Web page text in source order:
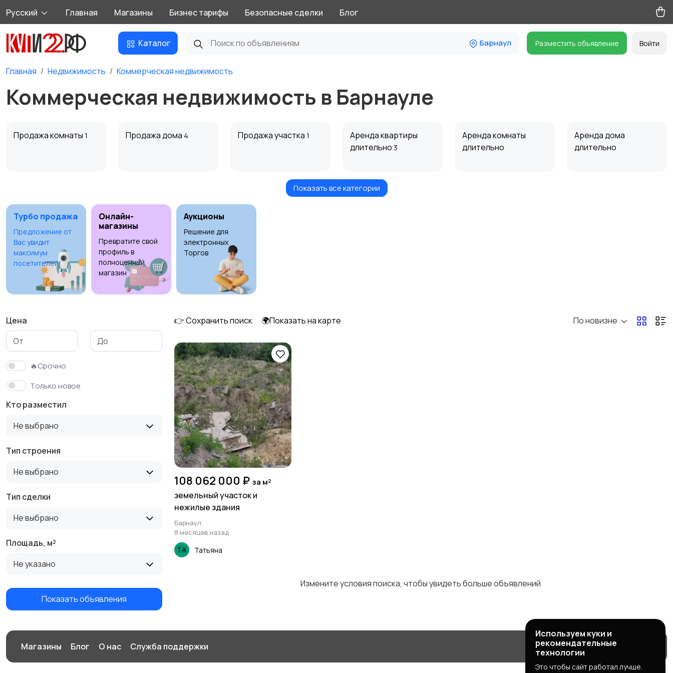
Русский Главная Магазины Бизнес тарифы Безопасные сделки Блог
Каталог Барнаул Разместить объявление Войти
Главная Недвижимость Коммерческая недвижимость
Коммерческая недвижимость в Барнауле
Продажа комнаты 1 Продажа дома 4 Продажа участка 1
Аренда квартиры
длительно 3
Аренда комнаты
длительно
Аренда дома
длительно
посуточно1
посуточно
Аренда дома
посуточно
Коммерческая
Показать все категории
Турбо продажа
Предложение от
Вас увидит
максимум
посетителей!
Онлайн-
магазины
Превратите свой
профиль в
полноценный
магазин
Аукционы
Решение для
электронных
Торгов
Цена
🔥Срочно
Только новое
Кто разместил
Не выбрано
Тип строения
Не выбрано
Тип сделки
Не выбрано
Площадь, м²
Не указано
Показать объявления
👉 Сохранить поиск 🌍Показать на карте По новизне
108 062 000 ₽ за м²
земельный участок и
нежилые здания
Барнаул
8 месяцев назад
Татьяна
Измените условия поиска, чтобы увидеть больше объявлений
Магазины Блог О нас Служба поддержки
Используем куки и
рекомендательные
технологии
Это чтобы сайт работал лучше.